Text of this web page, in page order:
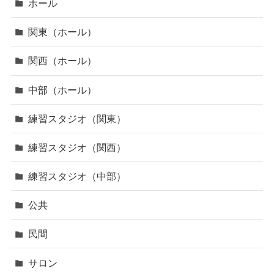
ホール
関東（ホール）
関西（ホール）
中部（ホール）
練習スタジオ（関東）
練習スタジオ（関西）
練習スタジオ（中部）
公共
民間
サロン